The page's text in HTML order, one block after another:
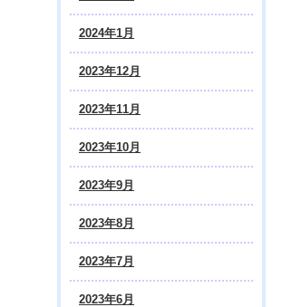
2024年1月
2023年12月
2023年11月
2023年10月
2023年9月
2023年8月
2023年7月
2023年6月